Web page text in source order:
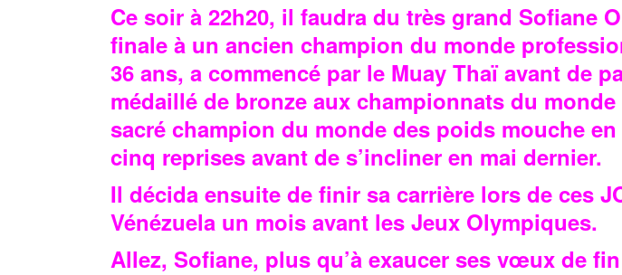
Ce soir à 22h20, il faudra du très grand Sofiane
finale à un ancien champion du monde
36 ans, a commencé par le Muay Thaï avant de
médaillé de bronze aux championnats du
sacré champion du monde des poids mouche
cinq reprises avant de s’incliner en mai dernier.
Il décida ensuite de finir sa carrière lors de ces
Vénézuela un mois avant les Jeux Olympiques.
Allez, Sofiane, plus qu’à exaucer ses vœux de